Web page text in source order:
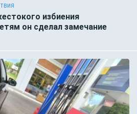
избиения
он сделал замечание